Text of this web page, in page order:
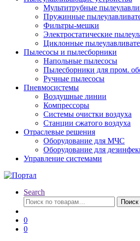
Мультитрубные
Пружинные
Фильтры-мешки
Электростатические
Циклонные
Пылесосы и пылесборники
Напольные пылесосы
Пылесборники для пром.
Ручные пылесосы
Пневмосистемы
Воздушные линии
Компрессоры
Системы очистки воздуха
Станции сжатого воздуха
Отраслевые решения
Оборудование для МЧС
Оборудование для
Управление системами
Search
Искать:
Поиск
0
0